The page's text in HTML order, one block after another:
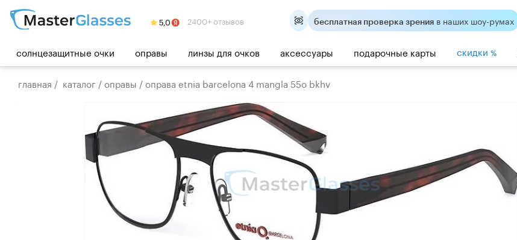
2400+ отзывов бесплатная проверка зрения в наших шоу-румах
солнцезащитные очки оправы линзы для очков аксессуары подарочные карты скидки %
главная / каталог /оправы /оправа etnia barcelona 4 mangla 55o bkhv